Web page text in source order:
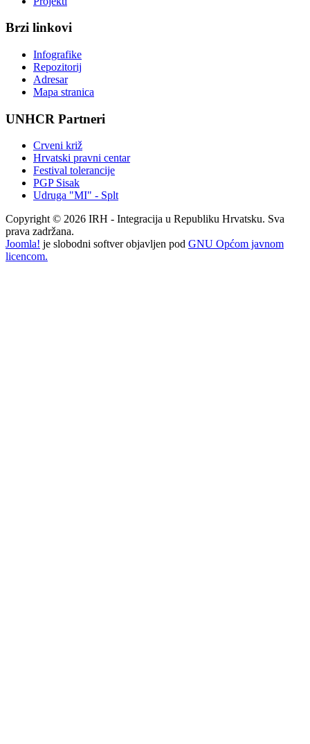
Brzi linkovi
Infografike
Repozitorij
Adresar
Mapa stranica
UNHCR Partneri
Crveni križ
Hrvatski pravni centar
Festival tolerancije
PGP Sisak
Udruga "MI" - Splt
Copyright © 2026 IRH - Integracija u Republiku Hrvatsku. Sva
prava zadržana.
Joomla! je slobodni softver objavljen pod GNU Općom javnom
licencom.